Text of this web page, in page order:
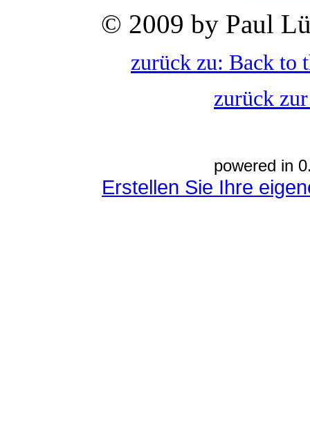
© 2009 by Paul
zurück zu: Back to
zurück
powered in
Erstellen Sie Ihre